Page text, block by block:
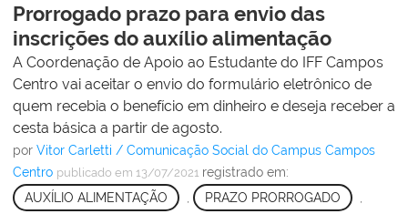
Prorrogado prazo para envio das
inscrições do auxílio alimentação
A Coordenação de Apoio ao Estudante do IFF Campos
Centro vai aceitar o envio do formulário eletrônico de
quem recebia o benefício em dinheiro e deseja receber a
cesta básica a partir de agosto.
por Vitor Carletti / Comunicação Social do Campus Campos
Centro publicado em 13/07/2021 registrado em:
AUXÍLIO ALIMENTAÇÃO
PRAZO PRORROGADO